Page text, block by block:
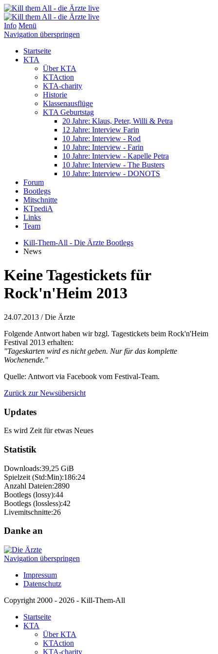
Info Menü
Navigation überspringen
Startseite
KTA
Über KTA
KTAction
KTA-charity
Historie
Klassenausflüge
KTA Geburtstag
20 Jahre: Klaus, Peter, Willi & Petra
12 Jahre: Interview Farin
10 Jahre: Interview - Rod
10 Jahre: Interview - Farin
10 Jahre: Interview - Kapelle Petra
10 Jahre: Interview - The Busters
10 Jahre: Interview - DONOTS
Forum
Bootlegs
Mitschnitte
KTpediA
Links
Team
Kill-Them-All - Die Ärzte Bootlegs
News
Keine Tagestickets für
Rock'n'Heim 2013
24.07.2013 / Die Ärzte
Folgende Antwort haben wir bzgl. Tagestickets beim Rock'n'Heim
Festival 2013 erhalten:
"Tageskarten wird es nicht geben. Nur für das komplette
Wochenende."
Quelle: Antwort via Facebook vom Festival-Team.
Zurück zur Newsübersicht
Updates
Es wird Zeit für etwas Neues
Statistik
Downloads:39,25 GiB
Spielzeit (Std:Min):186:24
Anzahl Dateien:2890
Bootlegs (lossy):44
Bootlegs (lossless):42
Livemitschnitte:26
Danke an
Navigation überspringen
Impressum
Datenschutz
Copyright 2000 - 2026 - Kill-Them-All
Startseite
KTA
Über KTA
KTAction
KTA-charity